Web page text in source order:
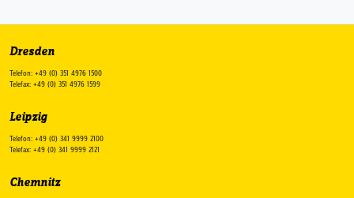
Dresden
Telefon: +49 (0) 351 4976 1500
Telefax: +49 (0) 351 4976 1599
Leipzig
Telefon: +49 (0) 341 9999 2100
Telefax: +49 (0) 341 9999 2121
Chemnitz